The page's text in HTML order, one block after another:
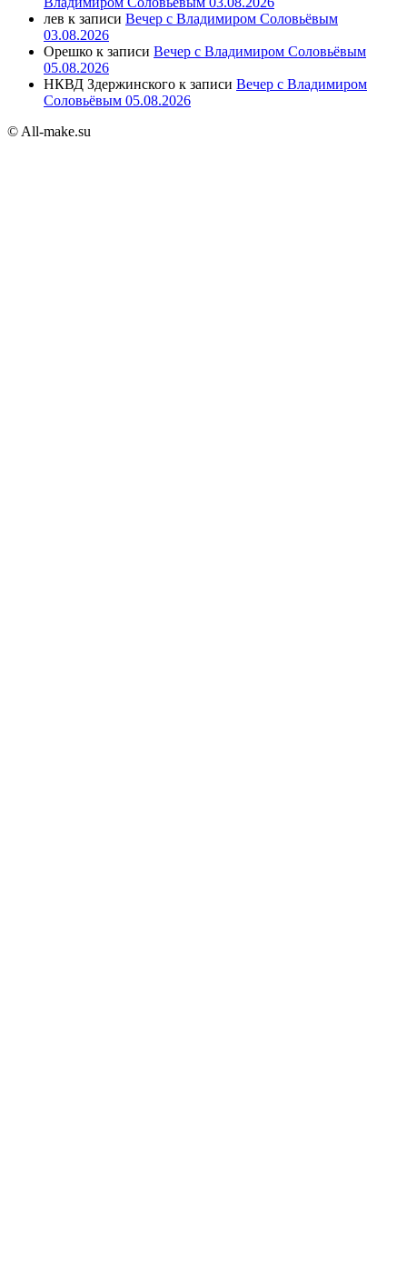
лев к записи Вечер с Владимиром Соловьёвым
03.08.2026
Орешко к записи Вечер с Владимиром Соловьёвым
05.08.2026
НКВД Здержинского к записи Вечер с Владимиром
Соловьёвым 05.08.2026
© All-make.su